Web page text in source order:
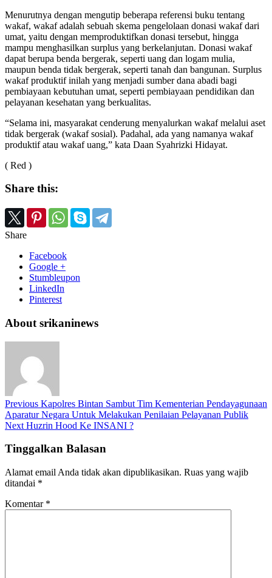
Menurutnya dengan mengutip beberapa referensi buku tentang
wakaf, wakaf adalah sebuah skema pengelolaan donasi wakaf dari
umat, yaitu dengan memproduktifkan donasi tersebut, hingga
mampu menghasilkan surplus yang berkelanjutan. Donasi wakaf
dapat berupa benda bergerak, seperti uang dan logam mulia,
maupun benda tidak bergerak, seperti tanah dan bangunan. Surplus
wakaf produktif inilah yang menjadi sumber dana abadi bagi
pembiayaan kebutuhan umat, seperti pembiayaan pendidikan dan
pelayanan kesehatan yang berkualitas.
“Selama ini, masyarakat cenderung menyalurkan wakaf melalui aset
tidak bergerak (wakaf sosial). Padahal, ada yang namanya wakaf
produktif atau wakaf uang,” kata Daan Syahrizki Hidayat.
( Red )
Share this:
Share
Facebook
Google +
Stumbleupon
LinkedIn
Pinterest
About srikaninews
Previous Kapolres Bintan Sambut Tim Kementerian Pendayagunaan
Aparatur Negara Untuk Melakukan Penilaian Pelayanan Publik
Next Huzrin Hood Ke INSANI ?
Tinggalkan Balasan
Alamat email Anda tidak akan dipublikasikan. Ruas yang wajib
ditandai *
Komentar *